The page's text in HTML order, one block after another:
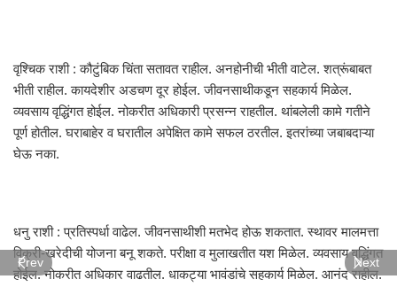
वृश्चिक राशी : कौटुंबिक चिंता सतावत राहील. अनहोनीची भीती वाटेल. शत्रूंबाबत
भीती राहील. कायदेशीर अडचण दूर होईल. जीवनसाथीकडून सहकार्य मिळेल.
व्यवसाय वृद्धिंगत होईल. नोकरीत अधिकारी प्रसन्न राहतील. थांबलेली कामे गतीने
पूर्ण होतील. घराबाहेर व घरातील अपेक्षित कामे सफल ठरतील. इतरांच्या जबाबदाऱ्या
घेऊ नका.
धनु राशी : प्रतिस्पर्धा वाढेल. जीवनसाथीशी मतभेद होऊ शकतात. स्थावर मालमत्ता
विक्री-खरेदीची योजना बनू शकते. परीक्षा व मुलाखतीत यश मिळेल. व्यवसाय वृद्धिंगत
होईल. नोकरीत अधिकार वाढतील. धाकट्या भावंडांचे सहकार्य मिळेल. आनंद राहील.
Prev Next